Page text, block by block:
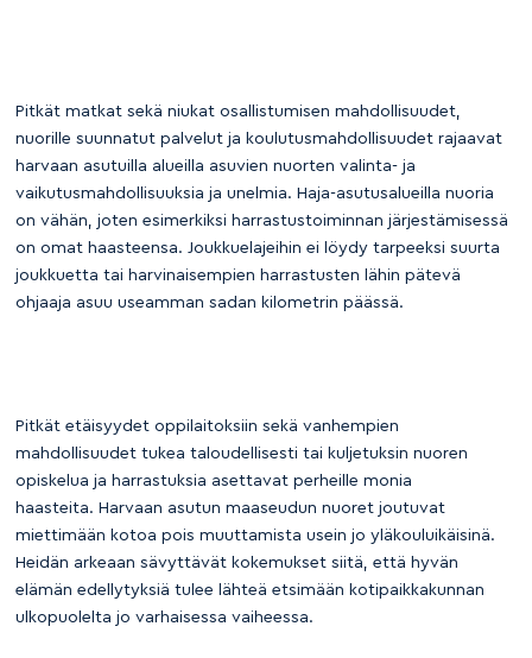
Pitkät matkat sekä niukat osallistumisen mahdollisuudet,
nuorille suunnatut palvelut ja koulutusmahdollisuudet rajaavat
harvaan asutuilla alueilla asuvien nuorten valinta- ja
vaikutusmahdollisuuksia ja unelmia. Haja-asutusalueilla nuoria
on vähän, joten esimerkiksi harrastustoiminnan järjestämisessä
on omat haasteensa. Joukkuelajeihin ei löydy tarpeeksi suurta
joukkuetta tai harvinaisempien harrastusten lähin pätevä
ohjaaja asuu useamman sadan kilometrin päässä.
Pitkät etäisyydet oppilaitoksiin sekä vanhempien
mahdollisuudet tukea taloudellisesti tai kuljetuksin nuoren
opiskelua ja harrastuksia asettavat perheille monia
haasteita. Harvaan asutun maaseudun nuoret joutuvat
miettimään kotoa pois muuttamista usein jo yläkouluikäisinä.
Heidän arkeaan sävyttävät kokemukset siitä, että hyvän
elämän edellytyksiä tulee lähteä etsimään kotipaikkakunnan
ulkopuolelta jo varhaisessa vaiheessa.